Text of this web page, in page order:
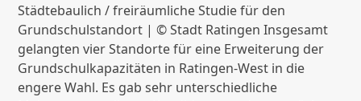
Städtebaulich / freiräumliche Studie für den
Grundschulstandort | © Stadt Ratingen Insgesamt
gelangten vier Standorte für eine Erweiterung der
Grundschulkapazitäten in Ratingen-West in die
engere Wahl. Es gab sehr unterschiedliche